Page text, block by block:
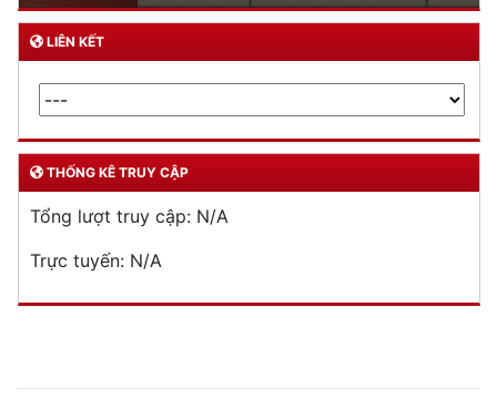
LIÊN KẾT
THỐNG KÊ TRUY CẬP
Tổng lượt truy cập: N/A
Trực tuyến: N/A